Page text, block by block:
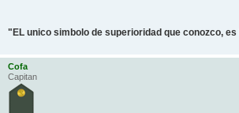
"EL unico simbolo de superioridad que conozco, es
Cofa
Capitan